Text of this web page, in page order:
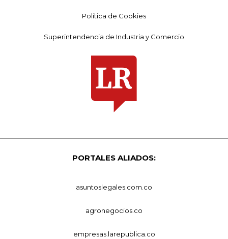
Política de Cookies
Superintendencia de Industria y Comercio
PORTALES ALIADOS:
asuntoslegales.com.co
agronegocios.co
empresas.larepublica.co